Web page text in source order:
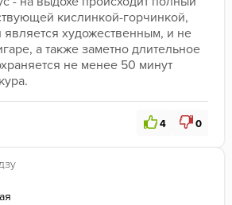
кислинкой-горчинкой,
является художественным, и не
а также заметно длительное
не менее 50 минут
4 0